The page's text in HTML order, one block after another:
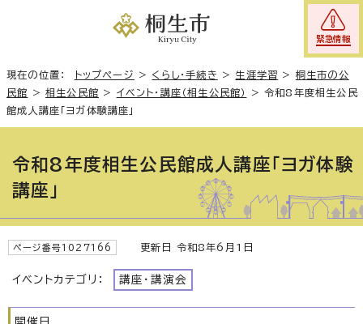
緊急情報
現在の位置： トップページ > くらし・手続き > 生涯学習 > 桐生市の公
民館
>相生公民館 > イベント・講座（相生公民館） >令和8年度相生公民
館成人講座「ヨガ体験講座」
令和8年度相生公民館成人講座「ヨガ体験
講座」
ページ番号1027166 更新日 令和8年6月1日
イベントカテゴリ： 講座・講演会
開催日